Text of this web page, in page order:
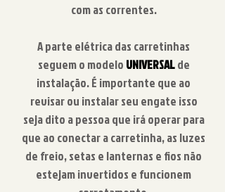
com as correntes.
A parte elétrica das carretinhas
seguem o modelo UNIVERSALde
instalação. É importante que ao
revisar ou instalar seu engate isso
seja dito a pessoa que irá operar para
que ao conectar a carretinha, as luzes
de freio, setas e lanternas e fios não
estejam invertidos e funcionem